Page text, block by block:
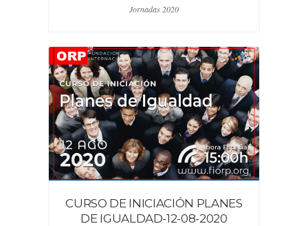
Jornadas 2020
CURSO DE INICIACIÓN PLANES
DE IGUALDAD-12-08-2020